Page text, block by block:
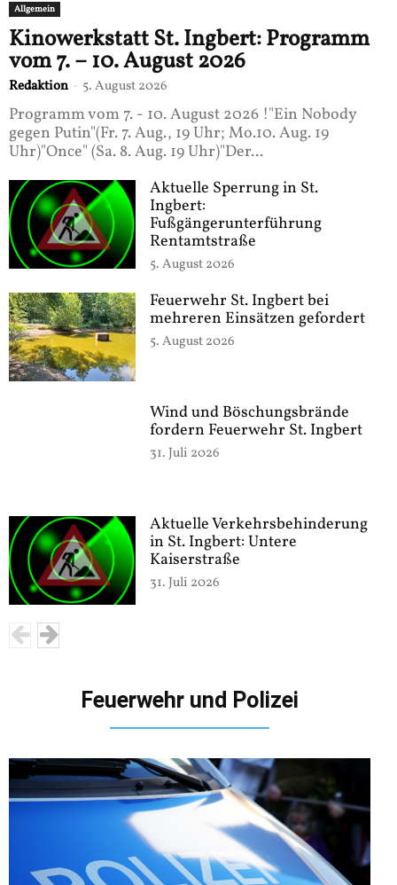
Allgemein
Kinowerkstatt St. Ingbert: Programm
vom 7. – 10. August 2026
Redaktion - 5. August 2026
Programm vom 7. - 10. August 2026 !"Ein Nobody
gegen Putin"(Fr. 7. Aug., 19 Uhr; Mo.10. Aug. 19
Uhr)"Once" (Sa. 8. Aug. 19 Uhr)"Der...
Aktuelle Sperrung in St.
Ingbert:
Fußgängerunterführung
Rentamtstraße
5. August 2026
Feuerwehr St. Ingbert bei
mehreren Einsätzen gefordert
5. August 2026
Wind und Böschungsbrände
fordern Feuerwehr St. Ingbert
31. Juli 2026
Aktuelle Verkehrsbehinderung
in St. Ingbert: Untere
Kaiserstraße
31. Juli 2026
Feuerwehr und Polizei